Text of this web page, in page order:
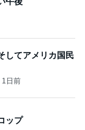
してアメリカ国民
1日前
ップ